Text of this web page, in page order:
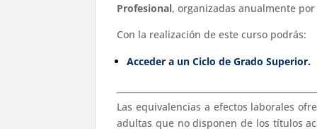
Profesional, organizadas anualmente
Con la realización de este curso podrás:
Acceder a un Ciclo de Grado Superior.
Las equivalencias a efectos laborales
adultas que no disponen de los títulos